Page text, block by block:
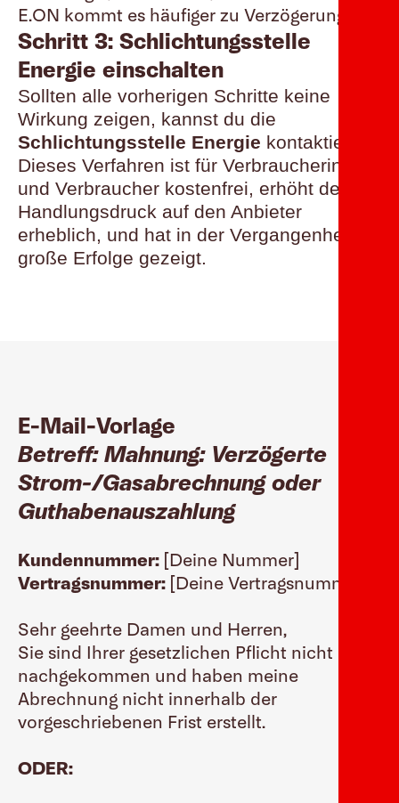
E.ON kommt es häufiger zu Verzögerungen.
Schritt 3: Schlichtungsstelle
Energie einschalten
Sollten alle vorherigen Schritte keine
Wirkung zeigen, kannst du die
Schlichtungsstelle Energie kontaktieren.
Dieses Verfahren ist für Verbraucherinnen
und Verbraucher kostenfrei, erhöht den
Handlungsdruck auf den Anbieter
erheblich, und hat in der Vergangenheit
große Erfolge gezeigt.
E-Mail-Vorlage
Betreff: Mahnung: Verzögerte
Strom-/Gasabrechnung oder
Guthabenauszahlung
Kundennummer: [Deine Nummer]
Vertragsnummer: [Deine Vertragsnummer]
Sehr geehrte Damen und Herren,
Sie sind Ihrer gesetzlichen Pflicht nicht
nachgekommen und haben meine
Abrechnung nicht innerhalb der
vorgeschriebenen Frist erstellt.
ODER: